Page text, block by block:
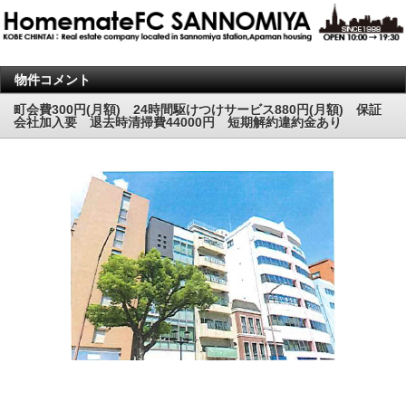
物件コメント
町会費300円(月額) 24時間駆けつけサービス880円(月額) 保証
会社加入要 退去時清掃費44000円 短期解約違約金あり